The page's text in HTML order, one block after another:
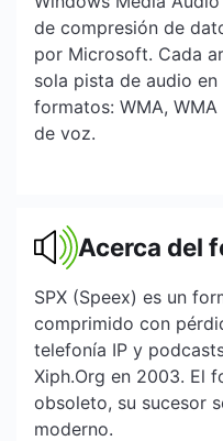
de compresión de
por Microsoft. Cada
sola pista de audio
formatos: WMA,
de voz.
Acerca del
SPX (Speex) es un
comprimido con
telefonía IP y
Xiph.Org en 2003. El
obsoleto, su sucesor
moderno.